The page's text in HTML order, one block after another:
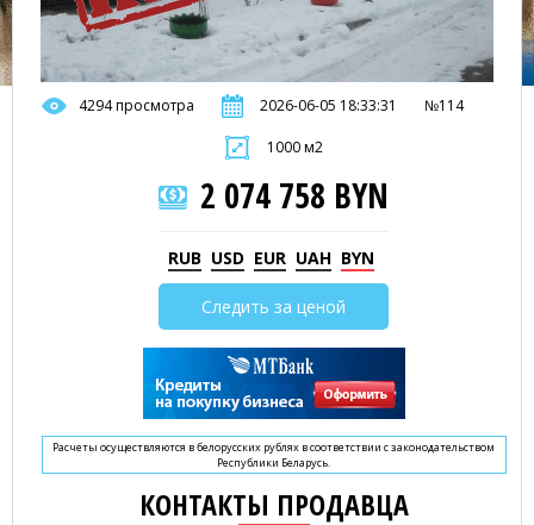
4294 просмотра 2026-06-05 18:33:31 №114
1000 м2
2 074 758 BYN
RUB USD EUR UAH BYN
Следить за ценой
Расчеты осуществляются в белорусских рублях в соответствии с законодательством
Республики Беларусь.
КОНТАКТЫ ПРОДАВЦА